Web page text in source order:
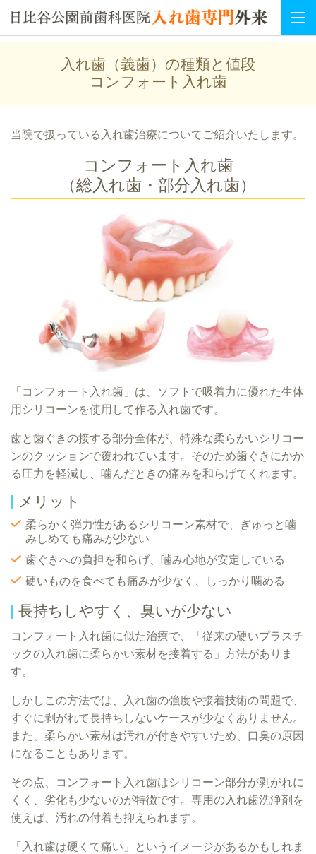
入れ歯（義歯）の種類と値段
コンフォート入れ歯
当院で扱っている入れ歯治療についてご紹介いたします。
コンフォート入れ歯
（総入れ歯・部分入れ歯）
「コンフォート入れ歯」は、ソフトで吸着力に優れた生体
用シリコーンを使用して作る入れ歯です。
歯と歯ぐきの接する部分全体が、特殊な柔らかいシリコー
ンのクッションで覆われています。そのため歯ぐきにかか
る圧力を軽減し、噛んだときの痛みを和らげてくれます。
メリット
柔らかく弾力性があるシリコーン素材で、ぎゅっと噛
みしめても痛みが少ない
歯ぐきへの負担を和らげ、噛み心地が安定している
硬いものを食べても痛みが少なく、しっかり噛める
長持ちしやすく、臭いが少ない
コンフォート入れ歯に似た治療で、「従来の硬いプラスチ
ックの入れ歯に柔らかい素材を接着する」方法がありま
す。
しかしこの方法では、入れ歯の強度や接着技術の問題で、
すぐに剥がれて長持ちしないケースが少なくありません。
また、柔らかい素材は汚れが付きやすいため、口臭の原因
になることもあります。
その点、コンフォート入れ歯はシリコーン部分が剥がれに
くく、劣化も少ないのが特徴です。専用の入れ歯洗浄剤を
使えば、汚れの付着も抑えられます。
「入れ歯は硬くて痛い」というイメージがあるかもしれま